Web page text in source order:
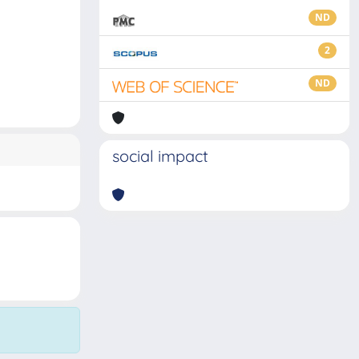
ND
2
ND
social impact